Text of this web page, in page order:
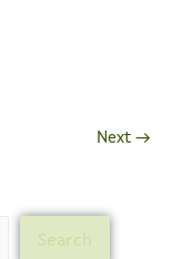
Next→
Search